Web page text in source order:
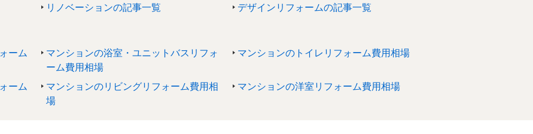
リノベーションの記事一覧 デザインリフォームの記事一覧
ーム
マンションの浴室・ユニットバスリフォ
ーム費用相場
マンションのトイレリフォーム費用相場
ーム
マンションのリビングリフォーム費用相
場
マンションの洋室リフォーム費用相場